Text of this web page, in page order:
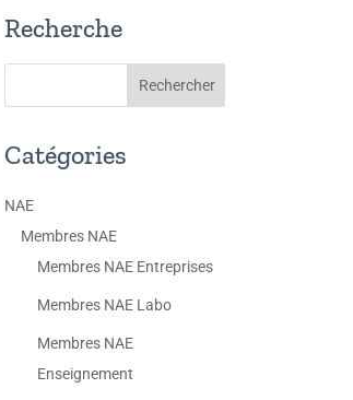
Recherche
Catégories
NAE
Membres NAE
Membres NAE Entreprises
Membres NAE Labo
Membres NAE
Enseignement